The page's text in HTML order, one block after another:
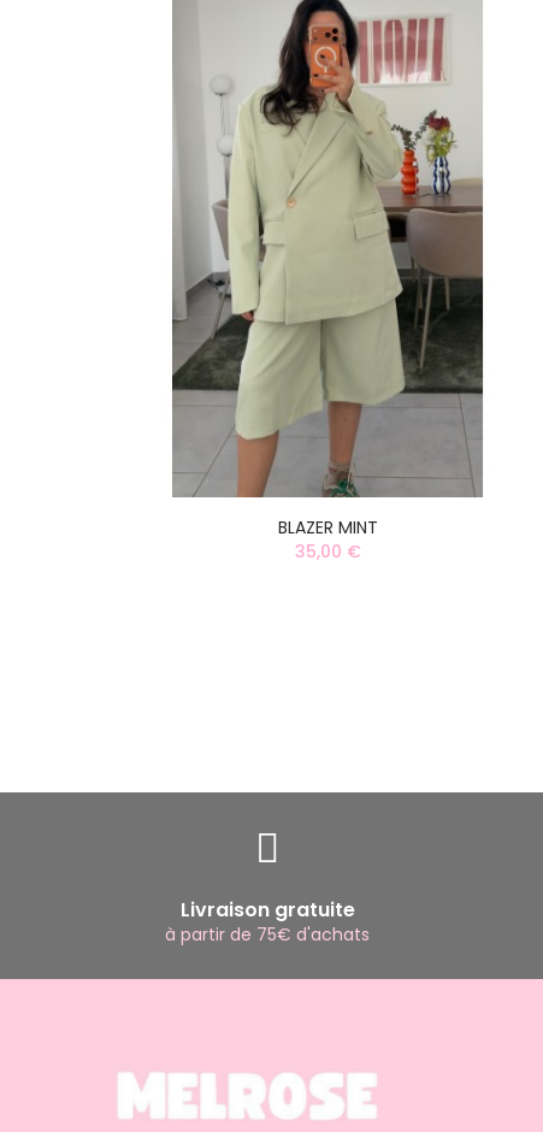
BLAZER MINT
35,00 €
Livraison gratuite
à partir de 75€ d'achats